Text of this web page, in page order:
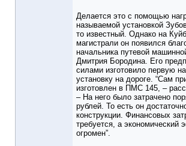
Делается это с помощью
называемой установкой
то известный. Однако на
магистрали он появился
начальника путевой
Дмитрия Бородина. Его
силами изготовило первую
установку на дороге. “Сам
изготовлен в ПМС 145, –
– На него было затрачено
рублей. То есть он
конструкции. Финансовых
требуется, а экономический
огромен”.